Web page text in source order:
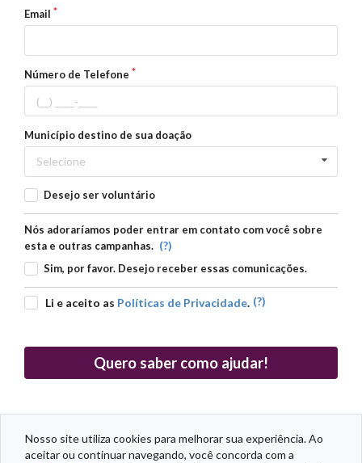
Email
Número de Telefone
Município destino de sua doação
Selecione
Desejo ser voluntário
Nós adoraríamos poder entrar em contato com você sobre
esta e outras campanhas. (?)
Sim, por favor. Desejo receber essas comunicações.
Li e aceito as Políticas de Privacidade. (?)
Quero saber como ajudar!
Nosso site utiliza cookies para melhorar sua experiência. Ao
aceitar ou continuar navegando, você concorda com a